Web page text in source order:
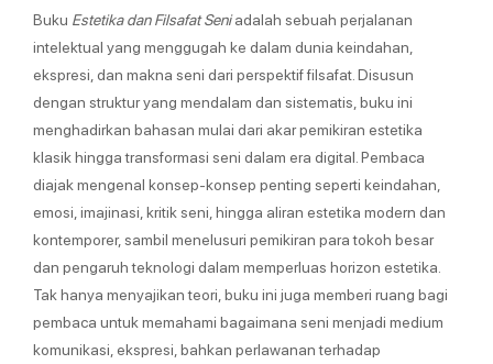
Buku Estetika dan Filsafat Seniadalah sebuah perjalanan
intelektual yang menggugah ke dalam dunia keindahan,
ekspresi, dan makna seni dari perspektif filsafat. Disusun
dengan struktur yang mendalam dan sistematis, buku ini
menghadirkan bahasan mulai dari akar pemikiran estetika
klasik hingga transformasi seni dalam era digital. Pembaca
diajak mengenal konsep-konsep penting seperti keindahan,
emosi, imajinasi, kritik seni, hingga aliran estetika modern dan
kontemporer, sambil menelusuri pemikiran para tokoh besar
dan pengaruh teknologi dalam memperluas horizon estetika.
Tak hanya menyajikan teori, buku ini juga memberi ruang bagi
pembaca untuk memahami bagaimana seni menjadi medium
komunikasi, ekspresi, bahkan perlawanan terhadap